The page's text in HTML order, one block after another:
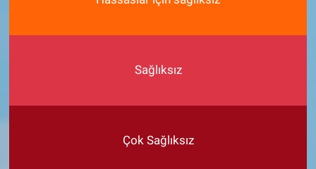
Sağlıksız
Çok Sağlıksız